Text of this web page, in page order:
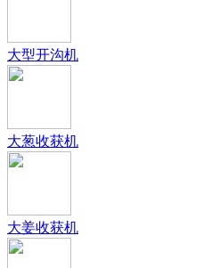
大型开沟机
大葱收获机
大姜收获机